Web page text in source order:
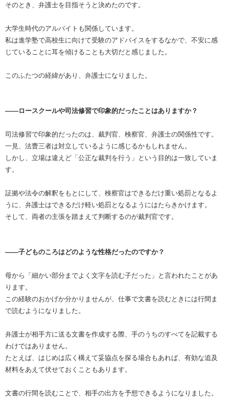
そのとき、弁護士を目指そうと決めたのです。
大学生時代のアルバイトも関係しています。
私は進学塾で高校生に向けて受験のアドバイスをするなかで、不安に感
じていることに耳を傾けることも大切だと感じました。
このふたつの経緯があり、弁護士になりました。
――ロースクールや司法修習で印象的だったことはありますか？
司法修習で印象的だったのは、裁判官、検察官、弁護士の関係性です。
一見、法曹三者は対立しているように感じるかもしれません。
しかし、立場は違えど「公正な裁判を行う」という目的は一致していま
す。
証拠や法令の解釈をもとにして、検察官はできるだけ重い処罰となるよ
うに、弁護士はできるだけ軽い処罰となるようにはたらきかけます。
そして、両者の主張を踏まえて判断するのが裁判官です。
――子どものころはどのような性格だったのですか？
母から「細かい部分までよく文字を読む子だった」と言われたことがあ
ります。
この経験のおかげか分かりませんが、仕事で文書を読むときには行間ま
で読むようになりました。
弁護士が相手方に送る文書を作成する際、手のうちのすべてを記載する
わけではありません。
たとえば、はじめは広く構えて妥協点を探る場合もあれば、有効な追及
材料をあえて伏せておくこともあります。
文書の行間を読むことで、相手の出方を予想できるようになりました。